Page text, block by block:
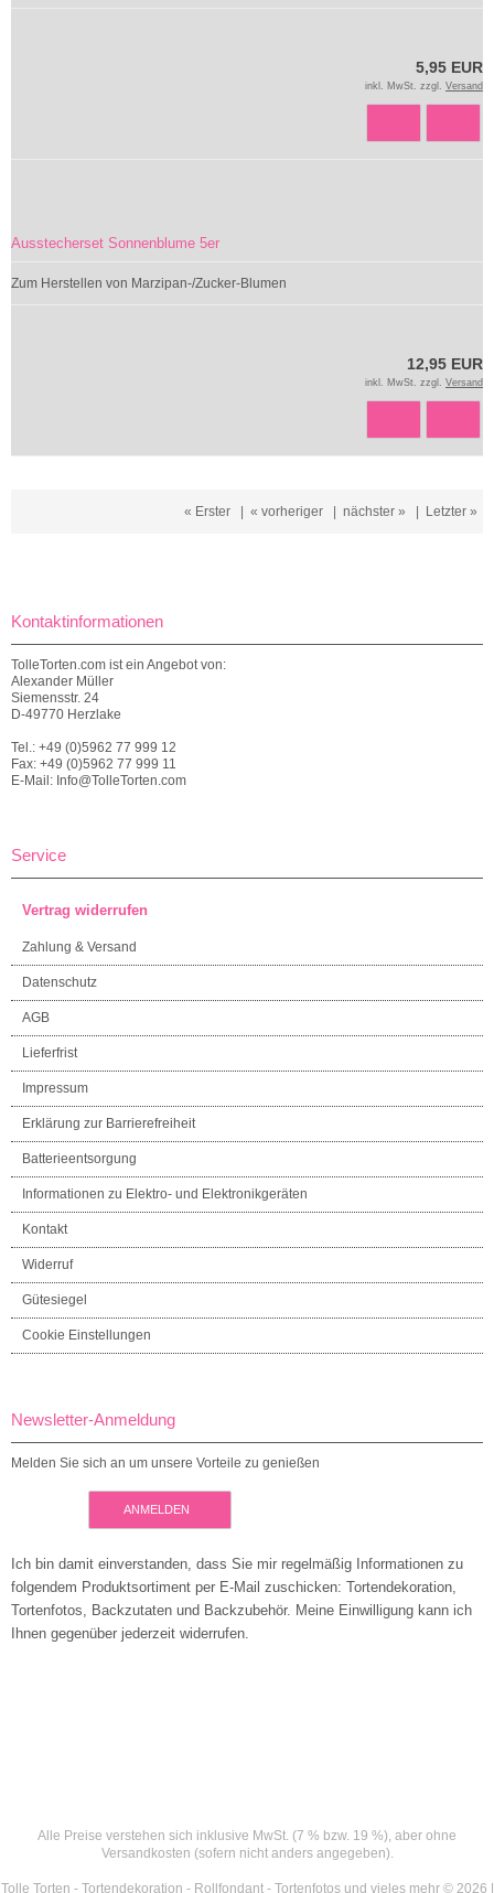
5,95 EUR
inkl. MwSt. zzgl. Versand
Ausstecherset Sonnenblume 5er
Zum Herstellen von Marzipan-/Zucker-Blumen
12,95 EUR
inkl. MwSt. zzgl. Versand
« Erster | « vorheriger | nächster » | Letzter »
Kontaktinformationen
TolleTorten.com ist ein Angebot von:
Alexander Müller
Siemensstr. 24
D-49770 Herzlake
Tel.: +49 (0)5962 77 999 12
Fax: +49 (0)5962 77 999 11
E-Mail: Info@TolleTorten.com
Service
Vertrag widerrufen
Zahlung & Versand
Datenschutz
AGB
Lieferfrist
Impressum
Erklärung zur Barrierefreiheit
Batterieentsorgung
Informationen zu Elektro- und Elektronikgeräten
Kontakt
Widerruf
Gütesiegel
Cookie Einstellungen
Newsletter-Anmeldung
Melden Sie sich an um unsere Vorteile zu genießen
ANMELDEN
Ich bin damit einverstanden, dass Sie mir regelmäßig Informationen zu
folgendem Produktsortiment per E-Mail zuschicken: Tortendekoration,
Tortenfotos, Backzutaten und Backzubehör. Meine Einwilligung kann ich
Ihnen gegenüber jederzeit widerrufen.
Alle Preise verstehen sich inklusive MwSt. (7 % bzw. 19 %), aber ohne
Versandkosten (sofern nicht anders angegeben).
Tolle Torten - Tortendekoration - Rollfondant - Tortenfotos und vieles mehr © 2026 |